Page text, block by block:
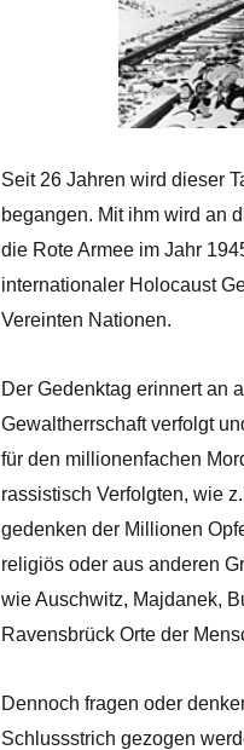
Seit 26 Jahren wird dieser
begangen. Mit ihm wird an
die Rote Armee im Jahr
internationaler Holocaust
Vereinten Nationen.
Der Gedenktag erinnert an
Gewaltherrschaft verfolgt
für den millionenfachen
rassistisch Verfolgten, wie
gedenken der Millionen
religiös oder aus anderen
wie Auschwitz, Majdanek,
Ravensbrück Orte der
Dennoch fragen oder
Schlussstrich gezogen